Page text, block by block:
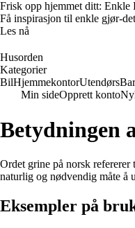
Frisk opp hjemmet ditt: Enkle
Få inspirasjon til enkle gjør-
Les nå
Husorden
Kategorier
BilHjemmekontorUtendørs
Min sideOpprett konto
Betydningen
Ordet grine på norsk
naturlig og nødvendig måte å
Eksempler på